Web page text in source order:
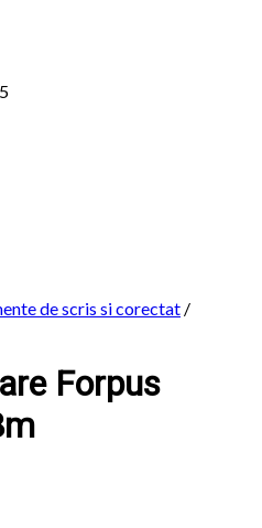
de scris si corectat /
Forpus